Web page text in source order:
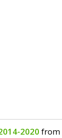
2020 from